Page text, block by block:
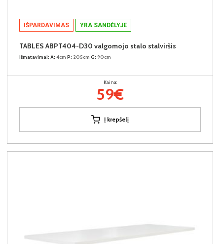
IŠPARDAVIMAS YRA SANDĖLYJE
TABLES ABPT404-D30 valgomojo stalo stalviršis
Išmatavimai: A: 4cm P: 205cm G: 90cm
Kaina:
59€
Į krepšelį